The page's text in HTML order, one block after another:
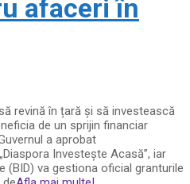
afaceri în
revină în țară și să investească
de un sprijin financiar
a aprobat
Investește Acasă”, iar
(BID) va gestiona oficial granturile